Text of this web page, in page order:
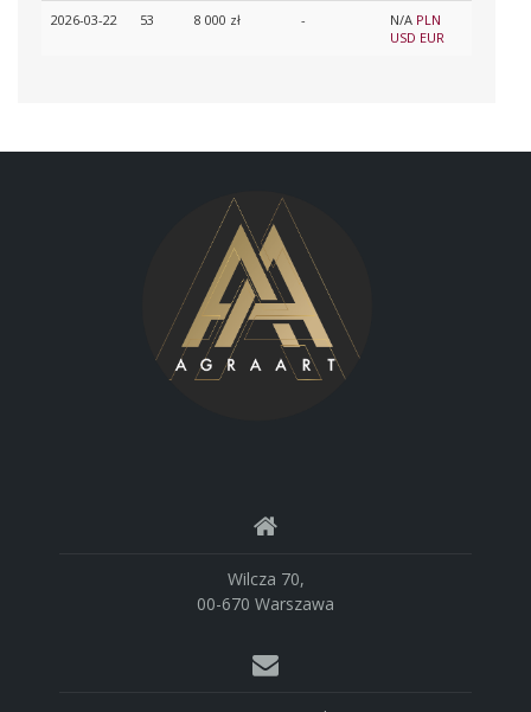
2026-03-22 53 8 000 zł - N/A PLN
USD EUR
Wilcza 70,
00-670 Warszawa